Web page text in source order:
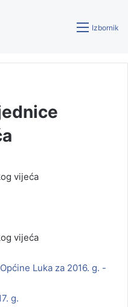
Izbornik
vijeća
vijeća
Luka za 2016. g. -
g.